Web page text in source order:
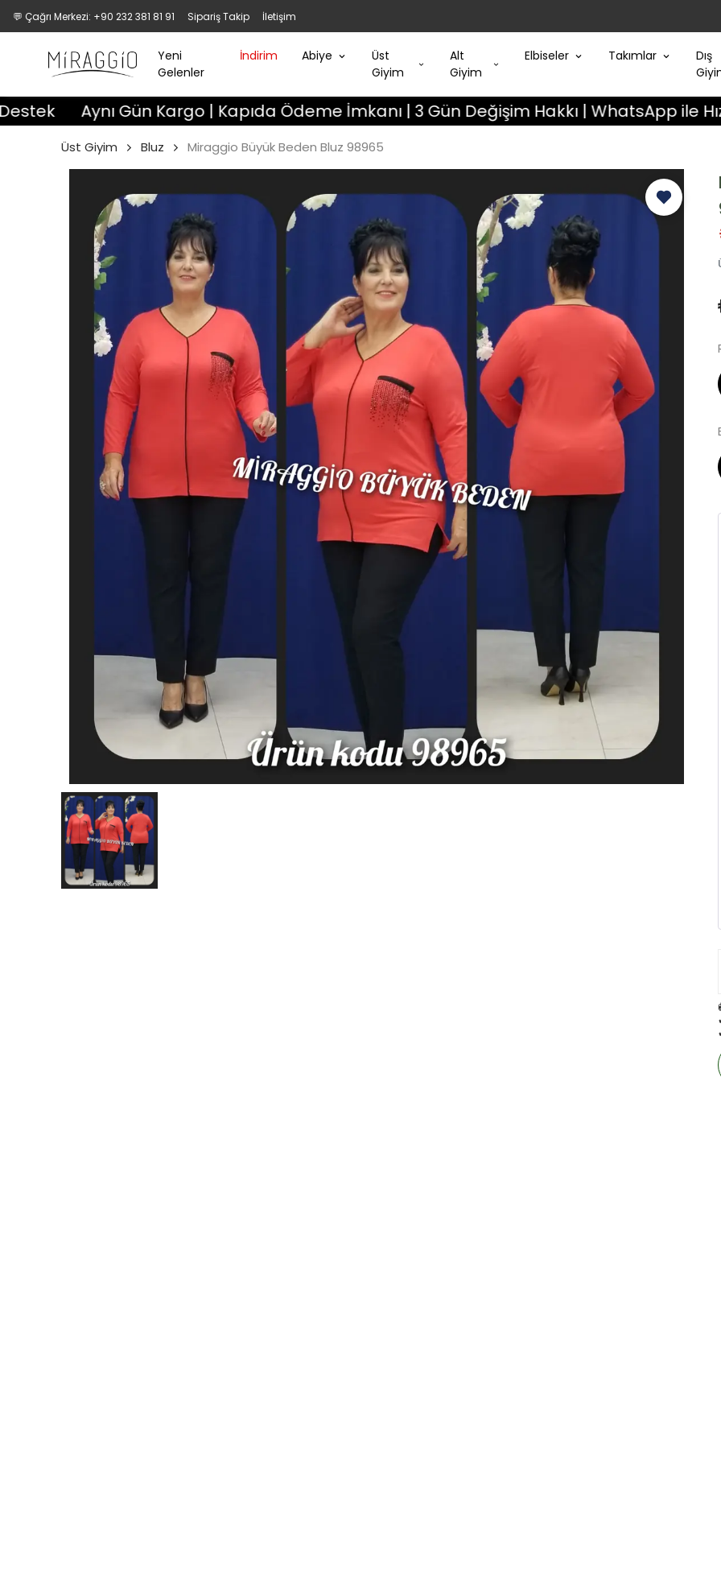
💬 Çağrı Merkezi: +90 232 381 81 91 Sipariş Takip İletişim
Yeni
Gelenler
İndirim Abiye
Üst
Giyim
Alt
Giyim
Elbiseler Takımlar
Dış
Aynı Gün Kargo | Kapıda Ödeme İmkanı | 3 Gün Değişim Hakkı | WhatsApp ile Hızlı Destek
Üst Giyim Bluz Miraggio Büyük Beden Bluz 98965